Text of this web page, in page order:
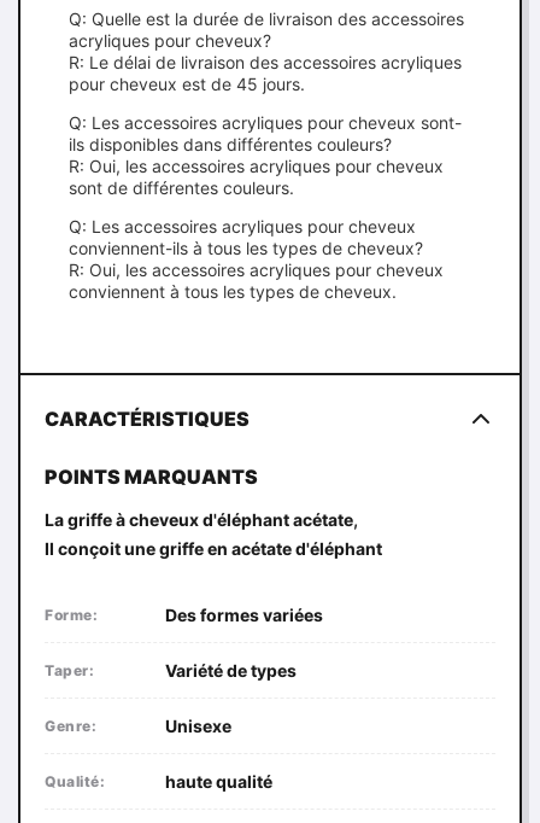
Q: Quelle est la durée de livraison des accessoires
acryliques pour cheveux?
R: Le délai de livraison des accessoires acryliques
pour cheveux est de 45 jours.
Q: Les accessoires acryliques pour cheveux sont-
ils disponibles dans différentes couleurs?
R: Oui, les accessoires acryliques pour cheveux
sont de différentes couleurs.
Q: Les accessoires acryliques pour cheveux
conviennent-ils à tous les types de cheveux?
R: Oui, les accessoires acryliques pour cheveux
conviennent à tous les types de cheveux.
CARACTÉRISTIQUES
POINTS MARQUANTS
La griffe à cheveux d'éléphant acétate,
Il conçoit une griffe en acétate d'éléphant
Forme: Des formes variées
Taper: Variété de types
Genre: Unisexe
Qualité: haute qualité